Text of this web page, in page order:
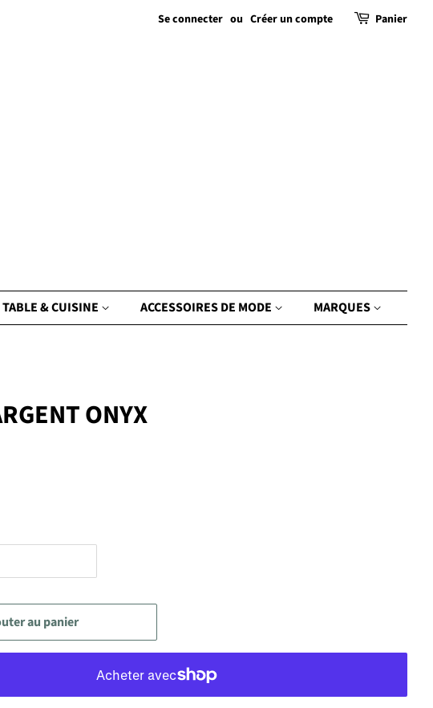
Se connecter ou Créer un compte Panier
TABLE & CUISINE ACCESSOIRES DE MODE MARQUES
ONYX
au panier